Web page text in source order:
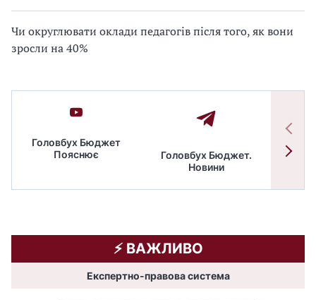
Чи округлювати оклади педагогів після того, як вони
зросли на 40%
Головбух Бюджет
Пояснює
Головбух Бюджет.
Новини
⚡️ ВАЖЛИВО
Експертно-правова система